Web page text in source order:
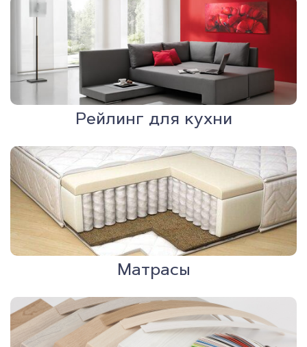
Рейлинг для кухни
Матрасы